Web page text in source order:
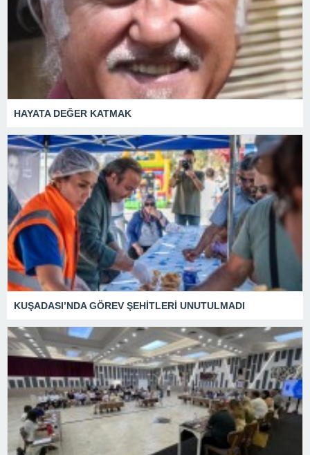
HAYATA DEĞER KATMAK
KUŞADASI’NDA GÖREV ŞEHİTLERİ UNUTULMADI